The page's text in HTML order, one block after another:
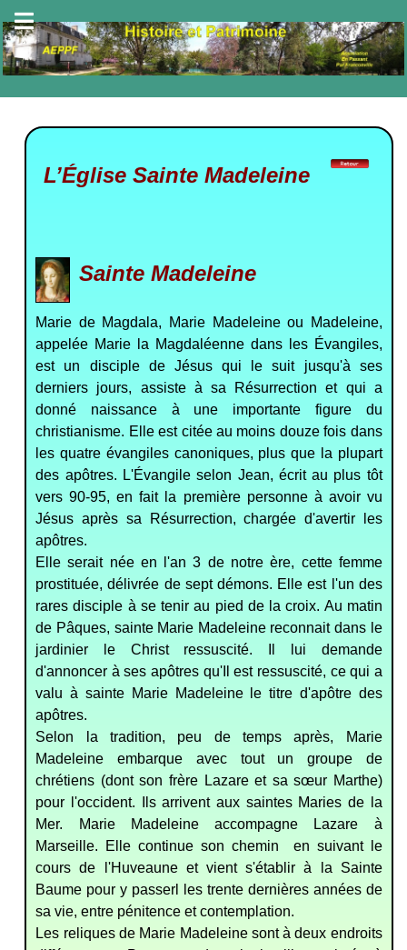
L’Église Sainte Madeleine
Sainte Madeleine
Marie de Magdala, Marie Madeleineou Madeleine,
appelée Marie la Magdaléenne dans les Évangiles,
est un disciple de Jésus qui le suit jusqu'à ses
derniers jours, assiste à sa Résurrection et qui a
donné naissance à une importante figure du
christianisme. Elle est citée au moins douze fois dans
les quatre évangiles canoniques, plus que la plupart
des apôtres. L'Évangile selon Jean, écrit au plus tôt
vers 90-95, en fait la première personne à avoir vu
Jésus après sa Résurrection, chargée d'avertir les
apôtres.
Elle serait née en l'an 3 de notre ère, cette femme
prostituée, délivrée de sept démons. Elle est l'un des
rares disciple à se tenir au pied de la croix. Au matin
de Pâques, sainte Marie Madeleine reconnait dans le
jardinier le Christ ressuscité. Il lui demande
d'annoncer à ses apôtres qu'Il est ressuscité, ce qui a
valu à sainte Marie Madeleine le titre d'apôtre des
apôtres.
Selon la tradition, peu de temps après, Marie
Madeleine embarque avec tout un groupe de
chrétiens (dont son frère Lazare et sa sœur Marthe)
pour l'occident. Ils arrivent aux saintes Maries de la
Mer. Marie Madeleine accompagne Lazare à
Marseille. Elle continue son chemin en suivant le
cours de l'Huveaune et vient s'établir à la Sainte
Baume pour y passerl les trente dernières années de
sa vie, entre pénitence et contemplation.
Les reliques de Marie Madeleine sont à deux endroits